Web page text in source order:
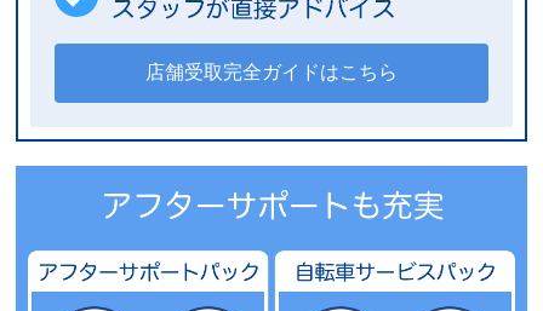
店舗受取完全ガイドはこちら